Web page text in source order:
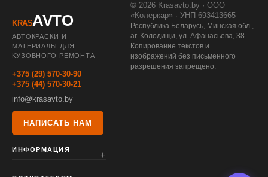
KRASAVTO
АВТОКРАСКИ И
МАТЕРИАЛЫ ДЛЯ
КУЗОВНОГО РЕМОНТА
+375 (29) 570-30-90
+375 (44) 570-30-21
info@krasavto.by
НАПИСАТЬ НАМ
ИНФОРМАЦИЯ
© 2026 Krasavto.by · ООО
«Колеркар» · УНП 693413665
Республика Беларусь, Минская обл.,
аг. Колодищи, ул. Афанасьева, 38
Копирование текстов и
изображений без письменного
разрешения запрещено.